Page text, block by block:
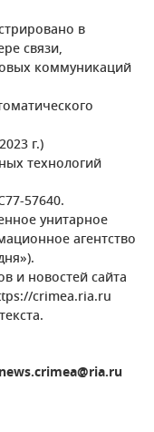
в
связи,
коммуникаций
г.)
технологий
57640.
унитарное
агентство
и новостей сайта
crimea.ria.ru
news.crimea@ria.ru